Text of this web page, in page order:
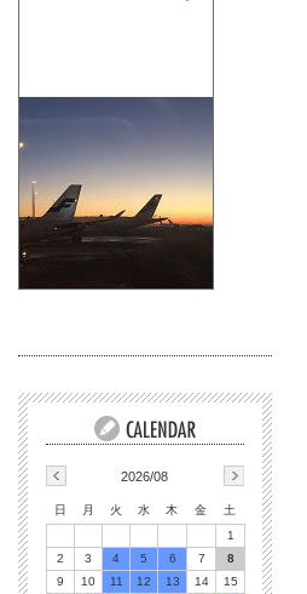
2026/08
日 月 火 水 木 金
土
1
2
3 4 5 6 7
8
9
10 11 12 13 14
15